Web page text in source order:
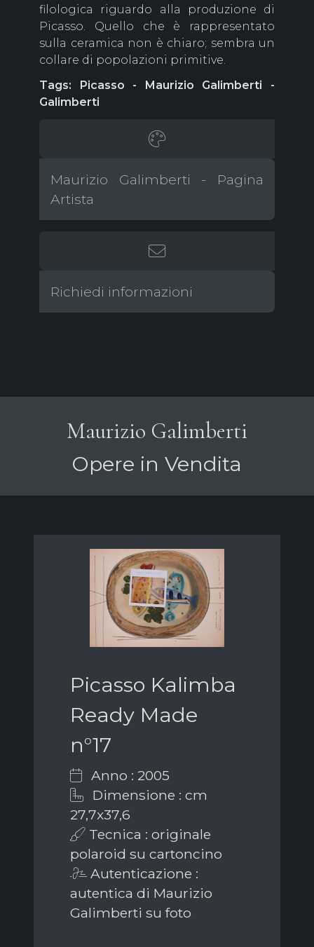
filologica riguardo alla produzione di
Picasso. Quello che è rappresentato
sulla ceramica non è chiaro; sembra un
collare di popolazioni primitive.
Tags: Picasso - Maurizio Galimberti -
Galimberti
Maurizio Galimberti - Pagina
Artista
Richiedi informazioni
Maurizio Galimberti
Opere in Vendita
Picasso Kalimba
Ready Made
n°17
Anno : 2005
Dimensione : cm
27,7x37,6
Tecnica : originale
polaroid su cartoncino
Autenticazione :
autentica di Maurizio
Galimberti su foto